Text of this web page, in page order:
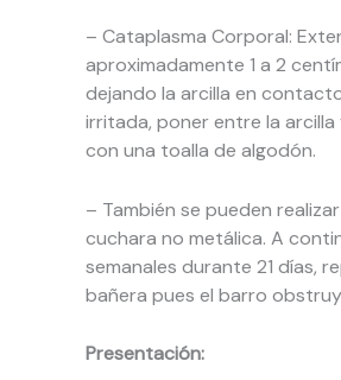
– Cataplasma Corporal:
aproximadamente 1 a 2
dejando la arcilla en
irritada, poner entre la arcilla
con una toalla de algodón.
– También se pueden
cuchara no metálica. A
semanales durante 21 días,
bañera pues el barro
Presentación: